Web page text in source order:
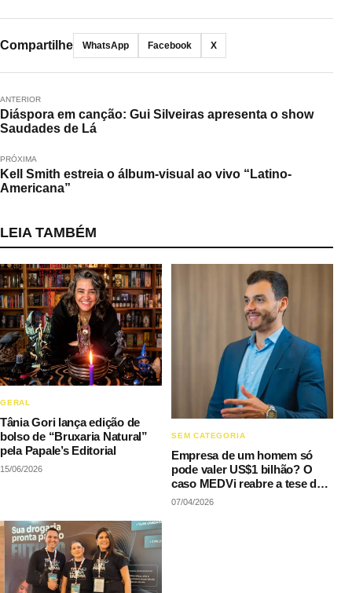
Compartilhe WhatsApp Facebook X
ANTERIOR
Diáspora em canção: Gui Silveiras apresenta o show
Saudades de Lá
PRÓXIMA
Kell Smith estreia o álbum-visual ao vivo “Latino-
Americana”
LEIA TAMBÉM
GERAL
Tânia Gori lança edição de
bolso de “Bruxaria Natural”
pela Papale’s Editorial
15/06/2026
SEM CATEGORIA
Empresa de um homem só
pode valer US$1 bilhão? O
caso MEDVi reabre a tese de
Sam Altman
07/04/2026